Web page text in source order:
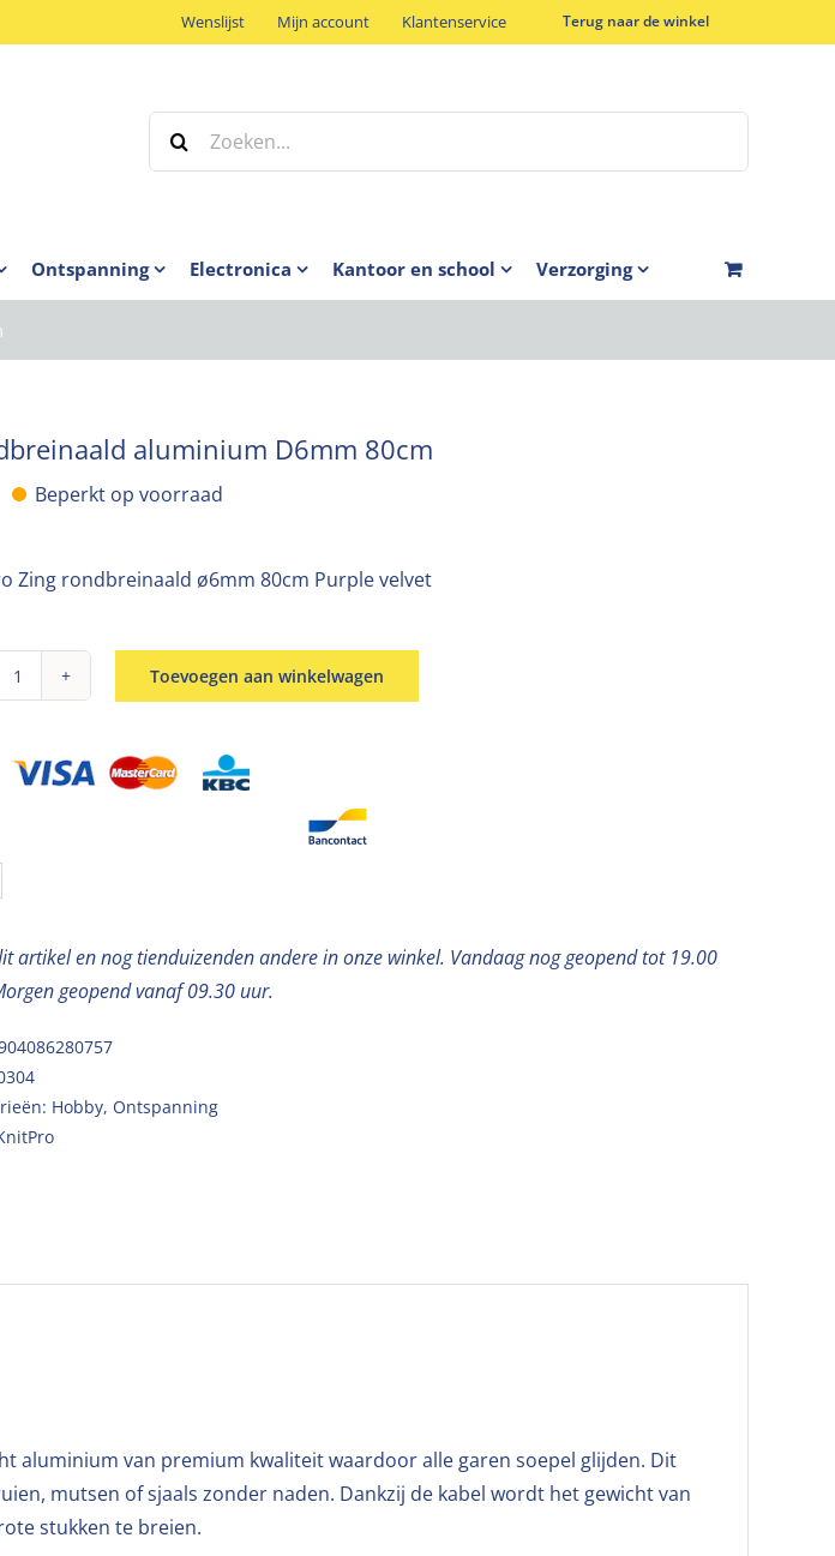
Wenslijst Mijn account Klantenservice Terug naar de winkel
Zoeken
naar:
Ontspanning Electronica Kantoor en school Verzorging
aluminium D6mm 80cm
Beperkt op voorraad
Zing rondbreinaald ø6mm 80cm Purple velvet
Rondbreinaald
D6mm
80cm
Toevoegen aan winkelwagen
artikel en nog tienduizenden andere in onze winkel. Vandaag nog geopend tot 19.00
geopend vanaf 09.30 uur.
Hobby, Ontspanning
aluminium van premium kwaliteit waardoor alle garen soepel glijden. Dit
mutsen of sjaals zonder naden. Dankzij de kabel wordt het gewicht van
stukken te breien.